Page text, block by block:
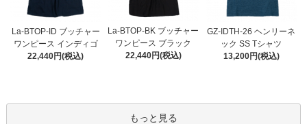
La-BTOP-ID ブッチャー
ワンピース インディゴ
22,440円(税込)
La-BTOP-BK ブッチャー
ワンピース ブラック
22,440円(税込)
GZ-IDTH-26 ヘンリーネ
ック SS Tシャツ
13,200円(税込)
もっと見る